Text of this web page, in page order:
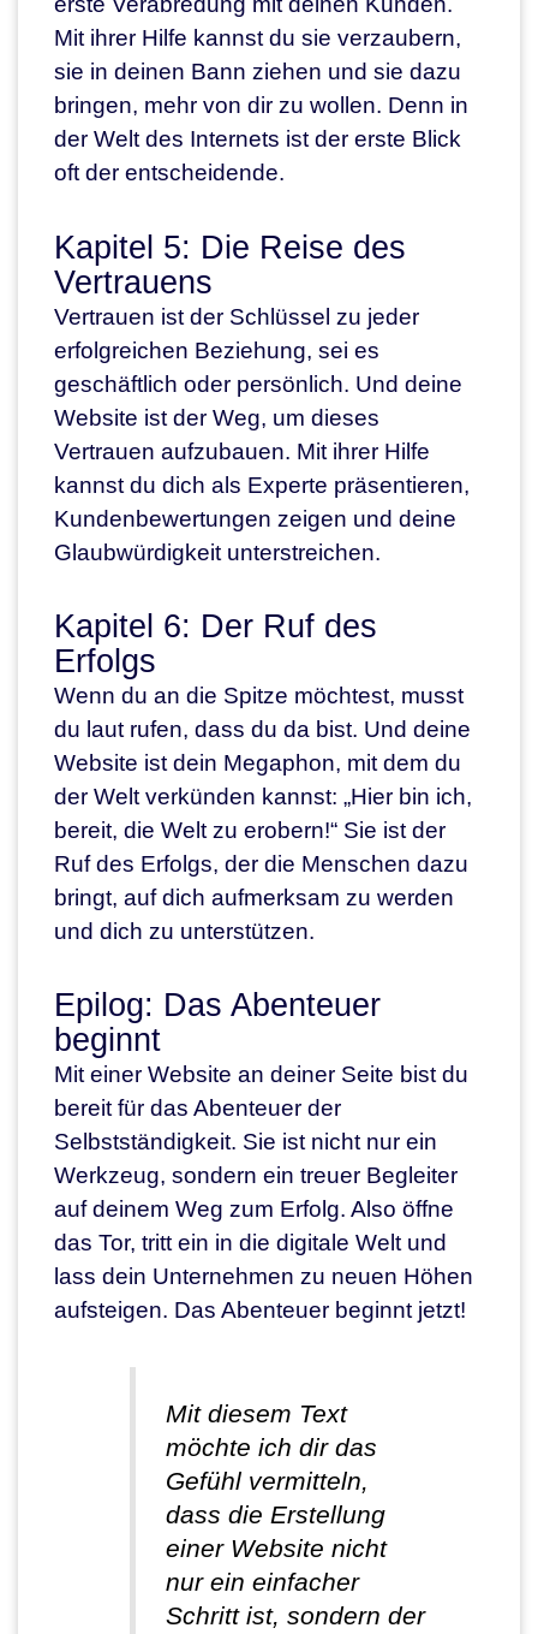
Mit ihrer Hilfe kannst du sie verzaubern,
sie in deinen Bann ziehen und sie dazu
bringen, mehr von dir zu wollen. Denn in
der Welt des Internets ist der erste Blick
oft der entscheidende.
Kapitel 5: Die Reise des
Vertrauens
Vertrauen ist der Schlüssel zu jeder
erfolgreichen Beziehung, sei es
geschäftlich oder persönlich. Und deine
Website ist der Weg, um dieses
Vertrauen aufzubauen. Mit ihrer Hilfe
kannst du dich als Experte präsentieren,
Kundenbewertungen zeigen und deine
Glaubwürdigkeit unterstreichen.
Kapitel 6: Der Ruf des
Erfolgs
Wenn du an die Spitze möchtest, musst
du laut rufen, dass du da bist. Und deine
Website ist dein Megaphon, mit dem du
der Welt verkünden kannst: „Hier bin ich,
bereit, die Welt zu erobern!“ Sie ist der
Ruf des Erfolgs, der die Menschen dazu
bringt, auf dich aufmerksam zu werden
und dich zu unterstützen.
Epilog: Das Abenteuer
beginnt
Mit einer Website an deiner Seite bist du
bereit für das Abenteuer der
Selbstständigkeit. Sie ist nicht nur ein
Werkzeug, sondern ein treuer Begleiter
auf deinem Weg zum Erfolg. Also öffne
das Tor, tritt ein in die digitale Welt und
lass dein Unternehmen zu neuen Höhen
aufsteigen. Das Abenteuer beginnt jetzt!
Mit diesem Text
möchte ich dir das
Gefühl vermitteln,
dass die Erstellung
einer Website nicht
nur ein einfacher
Schritt ist, sondern der